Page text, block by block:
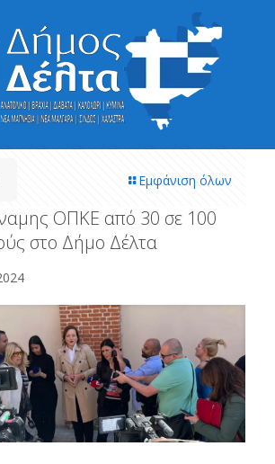
Εμφάνιση όλων
ΟΠΚΕ από 30 σε 100
στο Δήμο Δέλτα